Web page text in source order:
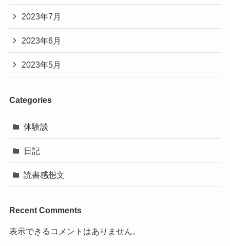
2023年7月
2023年6月
2023年5月
Categories
体験談
日記
読書感想文
Recent Comments
表示できるコメントはありません。